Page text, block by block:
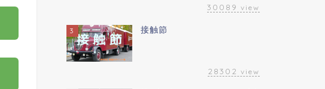
30089 view
3 接触節
28302 view